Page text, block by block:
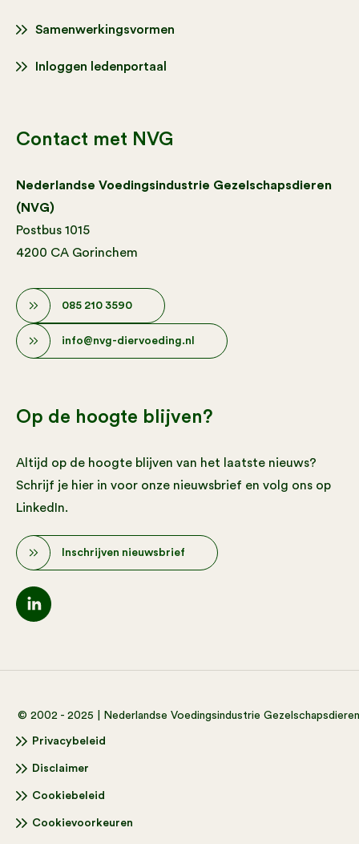
Samenwerkingsvormen
Inloggen ledenportaal
Contact met NVG
Nederlandse Voedingsindustrie Gezelschapsdieren
(NVG)
Postbus 1015
4200 CA Gorinchem
085 210 3590
info@nvg-diervoeding.nl
Op de hoogte blijven?
Altijd op de hoogte blijven van het laatste nieuws?
Schrijf je hier in voor onze nieuwsbrief en volg ons op
LinkedIn.
Inschrijven nieuwsbrief
© 2002 - 2025 | Nederlandse Voedingsindustrie
Privacybeleid
Disclaimer
Cookiebeleid
Cookievoorkeuren